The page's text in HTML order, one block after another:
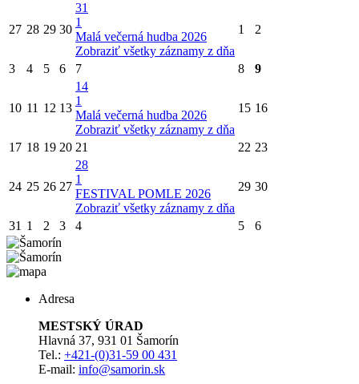
27 28 29 30
31
1
Malá večerná hudba 2026
Zobraziť všetky záznamy z dňa
1 2
3 4 5 6 7 8 9
10 11 12 13
14
1
Malá večerná hudba 2026
Zobraziť všetky záznamy z dňa
15 16
17 18 19 20 21 22 23
24 25 26 27
28
1
FESTIVAL POMLE 2026
Zobraziť všetky záznamy z dňa
29 30
31 1 2 3 4 5 6
Adresa
MESTSKÝ ÚRAD
Hlavná 37, 931 01 Šamorín
Tel.: +421-(0)31-59 00 431
E-mail: info@samorin.sk